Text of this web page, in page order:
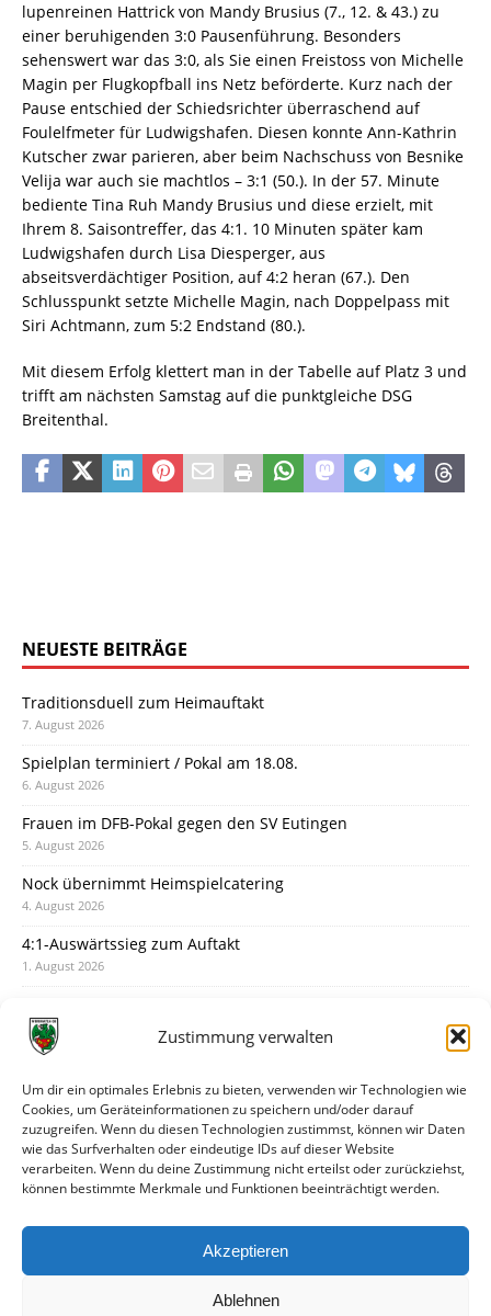
Zustimmung verwalten
Um dir ein optimales Erlebnis zu bieten, verwenden wir Technologien wie
Cookies, um Geräteinformationen zu speichern und/oder darauf
zuzugreifen. Wenn du diesen Technologien zustimmst, können wir Daten
wie das Surfverhalten oder eindeutige IDs auf dieser Website
verarbeiten. Wenn du deine Zustimmung nicht erteilst oder zurückziehst,
können bestimmte Merkmale und Funktionen beeinträchtigt werden.
Akzeptieren
Ablehnen
lupenreinen Hattrick von Mandy Brusius (7., 12. & 43.) zu
einer beruhigenden 3:0 Pausenführung. Besonders
sehenswert war das 3:0, als Sie einen Freistoss von Michelle
Magin per Flugkopfball ins Netz beförderte. Kurz nach der
Pause entschied der Schiedsrichter überraschend auf
Foulelfmeter für Ludwigshafen. Diesen konnte Ann-Kathrin
Kutscher zwar parieren, aber beim Nachschuss von Besnike
Velija war auch sie machtlos – 3:1 (50.). In der 57. Minute
bediente Tina Ruh Mandy Brusius und diese erzielt, mit
Ihrem 8. Saisontreffer, das 4:1. 10 Minuten später kam
Ludwigshafen durch Lisa Diesperger, aus
abseitsverdächtiger Position, auf 4:2 heran (67.). Den
Schlusspunkt setzte Michelle Magin, nach Doppelpass mit
Siri Achtmann, zum 5:2 Endstand (80.).
Mit diesem Erfolg klettert man in der Tabelle auf Platz 3 und
trifft am nächsten Samstag auf die punktgleiche DSG
Breitenthal.
NEUESTE BEITRÄGE
Traditionsduell zum Heimauftakt
7. August 2026
Spielplan terminiert / Pokal am 18.08.
6. August 2026
Frauen im DFB-Pokal gegen den SV Eutingen
5. August 2026
Nock übernimmt Heimspielcatering
4. August 2026
4:1-Auswärtssieg zum Auftakt
1. August 2026
31. Juli 2026
30. Juli 2026
Deine Spielminute: 89+1
28. Juli 2026
Neuer Rückensponsor
Neue Podcast-Folge: So tickt Björn!
27. Juli 2026